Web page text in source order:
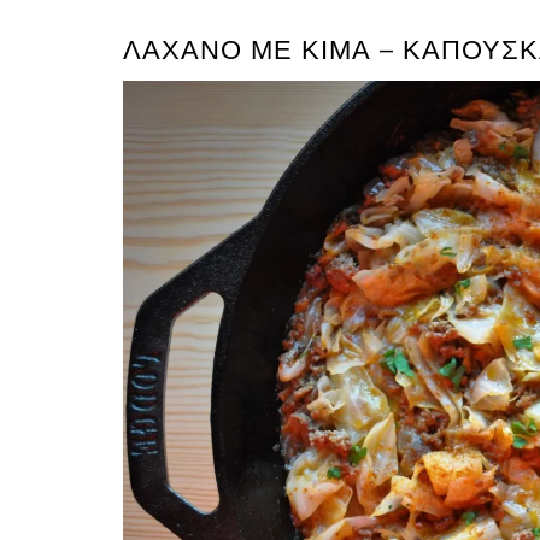
ΛΆΧΑΝΟ ΜΕ ΚΙΜΆ –